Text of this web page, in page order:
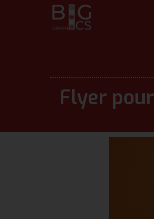
Flyer